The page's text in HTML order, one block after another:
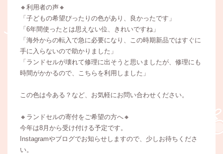
🔸利用者の声🔸
「子どもの希望ぴったりの色があり、良かったです」
「6年間使ったとは思えない位、きれいですね」
「海外からの転入で急に必要になり、この時期新品ではすぐに
手に入らないので助かりました」
「ランドセルが壊れて修理に出そうと思いましたが、修理にも
時間がかかるので、こちらを利用しました」
この色は今ある？など、お気軽にお問い合わせください。
🔸ランドセルの寄付をご希望の方へ🔸
今年は8月から受け付ける予定です。
Instagramやブログでお知らせしますので、少しお待ちくださ
い。